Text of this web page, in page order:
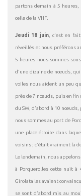
partons demain à 5
celle de la VHF.
Jeudi 18 juin, c’est en
réveillés et nous préférons
5 heures nous sommes
d’une dizaine de nœuds,
voiles nous aident un peu
près de 7 nœuds, puis en fin
du SW, d’abord à 10 nœuds,
nous sommes au port de
une place étroite dans
voisins ; c’était vraiment la
Le lendemain, nous
à Porquerolles cette nuit à
Girolata les avaient
se sont d’abord mis au